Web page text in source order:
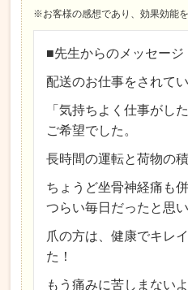
※お客様の感想であり、効果効能
■先生からのメッセージ
配送のお仕事をされてい
「気持ちよく仕事がし
ご希望でした。
長時間の運転と荷物の
ちょうど坐骨神経痛も
つらい毎日だったと思い
爪の方は、健康でキレ
た！
もう痛みに苦しまない